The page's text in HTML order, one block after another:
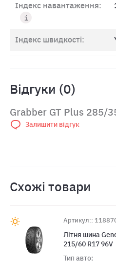
Індекс навантаження:
Індекс швидкості:
Відгуки (0)
Grabber GT Plus 285/
Залишити відгук
Схожі товари
Артикул::
Літня шина
215/60 R17 96V
Тип авто: